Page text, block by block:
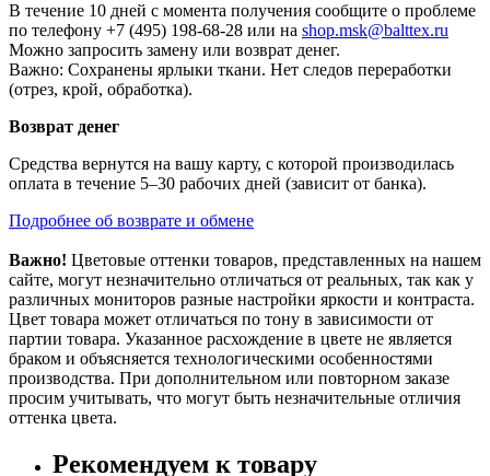
В течение 10 дней с момента получения сообщите о проблеме
по телефону +7 (495) 198-68-28 или на shop.msk@balttex.ru
Можно запросить замену или возврат денег.
Важно: Сохранены ярлыки ткани. Нет следов переработки
(отрез, крой, обработка).
Возврат денег
Средства вернутся на вашу карту, с которой производилась
оплата в течение 5–30 рабочих дней (зависит от банка).
Подробнее об возврате и обмене
Важно! Цветовые оттенки товаров, представленных на нашем
сайте, могут незначительно отличаться от реальных, так как у
различных мониторов разные настройки яркости и контраста.
Цвет товара может отличаться по тону в зависимости от
партии товара. Указанное расхождение в цвете не является
браком и объясняется технологическими особенностями
производства. При дополнительном или повторном заказе
просим учитывать, что могут быть незначительные отличия
оттенка цвета.
Рекомендуем к товару